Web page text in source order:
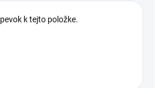
k tejto položke.